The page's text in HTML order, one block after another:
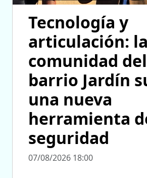
Tecnología y
articulación: la
comunidad del
barrio Jardín
una nueva
herramienta
seguridad
07/08/2026 18:00